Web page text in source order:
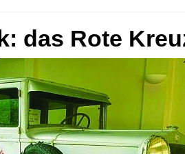
das Rote